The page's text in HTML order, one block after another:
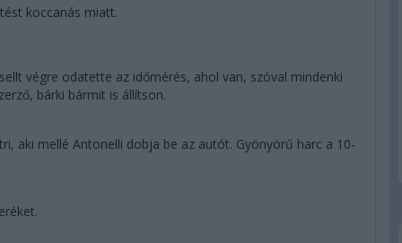
koccanás miatt.
végre odatette az időmérés, ahol van, szóval mindenki
bárki bármit is állítson.
aki mellé Antonelli dobja be az autót. Gyönyörű harc a 10-